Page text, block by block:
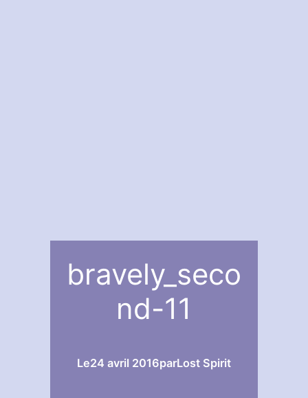
bravely_seco
nd-11
Le24 avril 2016parLost Spirit